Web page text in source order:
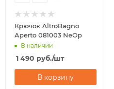
Крючок AltroBagno
Aperto 081003 NeOp
В наличии
1 490 руб./шт
В корзину